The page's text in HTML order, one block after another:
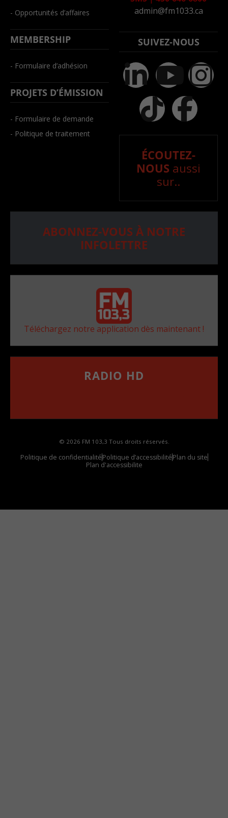
- Opportunités d’affaires
MEMBERSHIP
- Formulaire d’adhésion
PROJETS D’ÉMISSION
- Formulaire de demande
- Politique de traitement
admin@fm1033.ca
SUIVEZ-NOUS
ÉCOUTEZ-
NOUS aussi
sur..
ABONNEZ-VOUS À NOTRE
INFOLETTRE
Téléchargez notre application dès maintenant !
RADIO HD
© 2026 FM 103,3 Tous droits réservés.
Politique de confidentialitéPolitique d’accessibilitéPlan du site
Plan d'accessibilite